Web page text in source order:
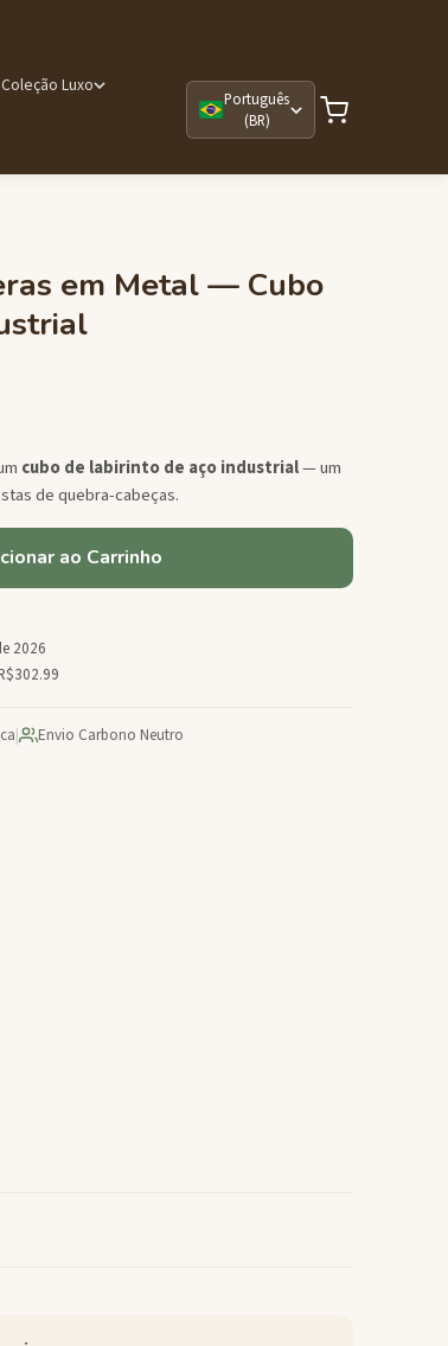
Coleção Luxo
Português
(BR)
em Metal — Cubo
cubo de labirinto de aço industrial— um
de quebra-cabeças.
ao Carrinho
2026
| Envio Carbono Neutro